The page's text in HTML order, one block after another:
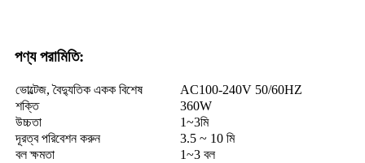
পণ্য পরামিতি:
ভোল্টেজ, বৈদ্যুতিক একক বিশেষ
AC100-240V 50/60HZ
শক্তি
360W
উচ্চতা
1~3মি
দূরত্ব পরিবেশন করুন
3.5 ~ 10 মি
বল ক্ষমতা
1~3 বল